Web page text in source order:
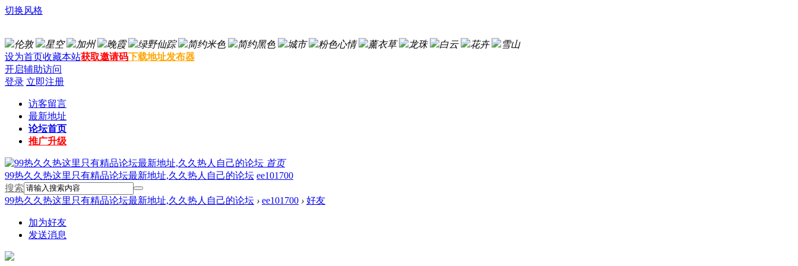
切换风格
伦敦 星空 加州 晚霞 绿野仙踪 简约米色 简约黑色 城市 粉色心情 薰衣草 龙珠 白云 花卉
雪山
设为首页收藏本站获取邀请码下载地址发布器
开启辅助访问
登录 立即注册
访客留言
最新地址
论坛首页
推广升级
首页
99热久久热这里只有精品论坛最新地址,久久热人自己的论坛 ee101700
搜索
99热久久热这里只有精品论坛最新地址,久久热人自己的论坛 › ee101700 › 好友
加为好友
发送消息